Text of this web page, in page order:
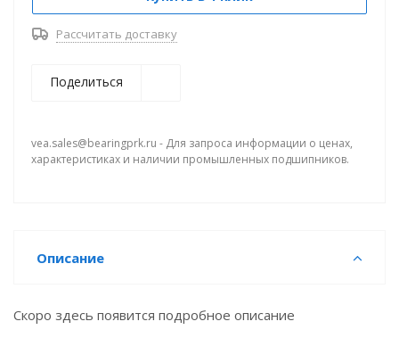
Рассчитать доставку
Поделиться
vea.sales@bearingprk.ru - Для запроса информации о ценах,
характеристиках и наличии промышленных подшипников.
Описание
Скоро здесь появится подробное описание